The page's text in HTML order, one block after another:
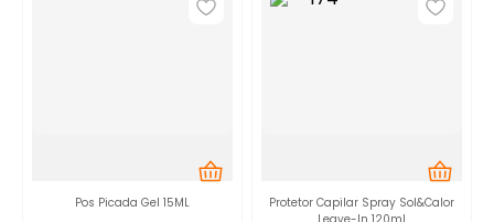
Pos Picada Gel 15ML
Protetor Capilar Spray Sol&Calor